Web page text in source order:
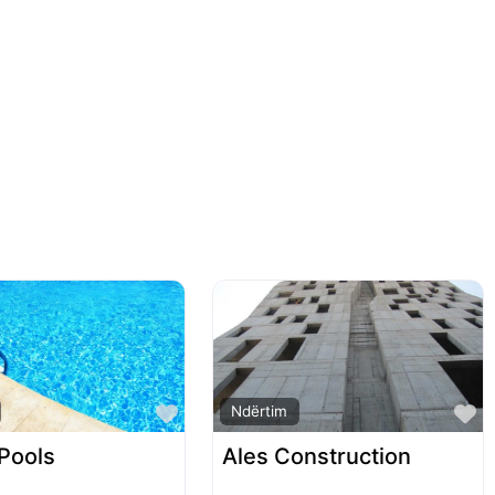
Favorite
Ndërtim
Ales Construction